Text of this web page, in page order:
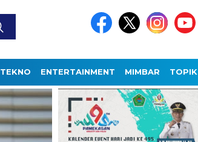
TEKNO ENTERTAINMENT MIMBAR
Headline